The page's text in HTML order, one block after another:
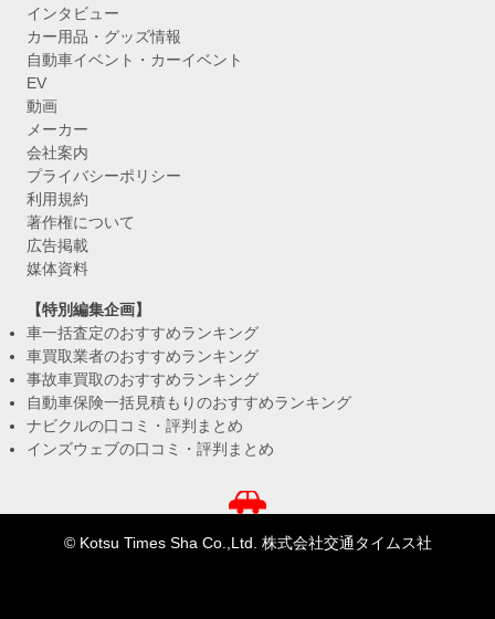
インタビュー
カー用品・グッズ情報
自動車イベント・カーイベント
EV
動画
メーカー
会社案内
プライバシーポリシー
利用規約
著作権について
広告掲載
媒体資料
【特別編集企画】
車一括査定のおすすめランキング
車買取業者のおすすめランキング
事故車買取のおすすめランキング
自動車保険一括見積もりのおすすめランキング
ナビクルの口コミ・評判まとめ
インズウェブの口コミ・評判まとめ
© Kotsu Times Sha Co.,Ltd. 株式会社交通タイムス社